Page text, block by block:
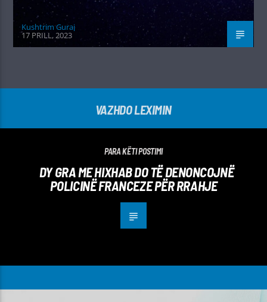
Kushtrim Guraj
17 PRILL, 2023
VAZHDO LEXIMIN
PARA KËTI POSTIMI
DY GRA ME HIXHAB DO TË DENONCOJNË
POLICINË FRANCEZE PËR RRAHJE